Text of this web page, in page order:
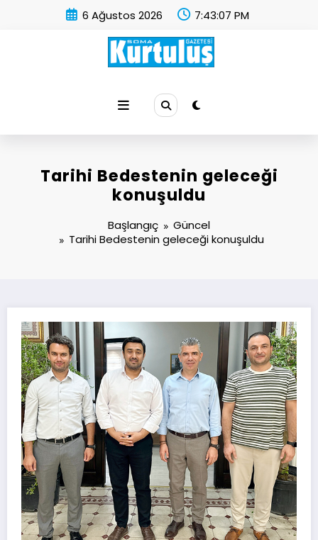
6 Ağustos 2026 7:43:07 PM
Tarihi Bedestenin geleceği
konuşuldu
Başlangıç
Güncel
Tarihi Bedestenin geleceği konuşuldu